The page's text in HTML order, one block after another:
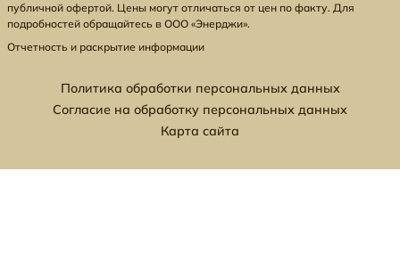
публичной офертой. Цены могут отличаться от цен по факту. Для
подробностей обращайтесь в ООО «Энерджи».
Отчетность и раскрытие информации
Политика обработки персональных данных
Согласие на обработку персональных данных
Карта сайта